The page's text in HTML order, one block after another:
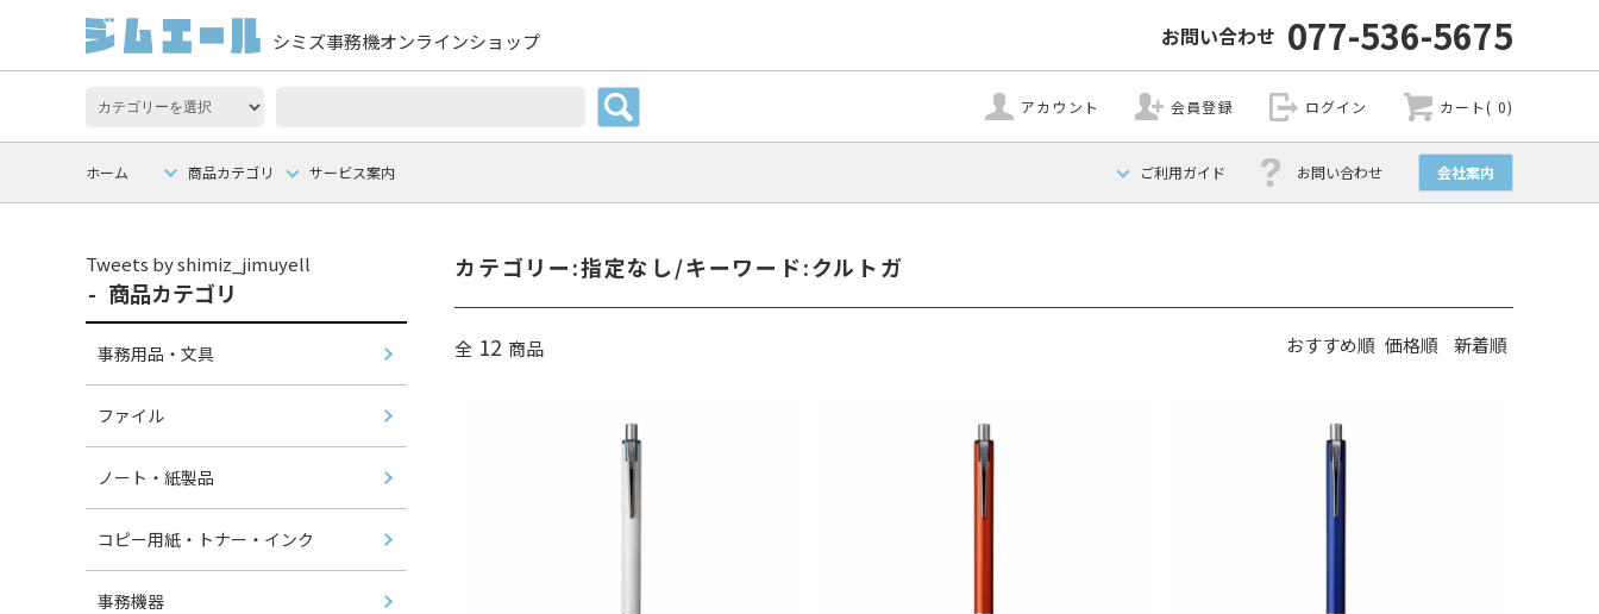
シミズ事務機オンラインショップ お問い合わせ 077-536-5675
アカウント 会員登録 ログイン カート( 0)
ホーム 商品カテゴリ サービス案内 ご利用ガイド お問い合わせ 会社案内
カテゴリー:指定なし/キーワード:クルトガ
全 12 商品 おすすめ順 価格順 新着順
Tweets by shimiz_jimuyell
商品カテゴリ
事務用品・文具
ファイル
ノート・紙製品
コピー用紙・トナー・インク
事務機器